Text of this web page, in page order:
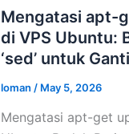
Mengatasi apt-
di VPS Ubuntu:
‘sed’ untuk
loman / May 5, 2026
Mengatasi apt-get